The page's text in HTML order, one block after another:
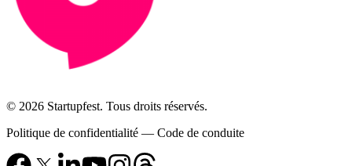
© 2026 Startupfest. Tous droits réservés.
Politique de confidentialité — Code de conduite